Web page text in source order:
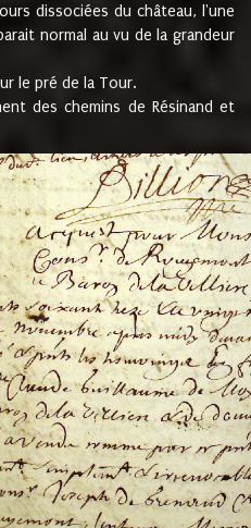
dissociées du château, l'une
normal au vu de la grandeur
le pré de la Tour.
des chemins de Résinand et